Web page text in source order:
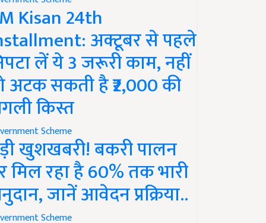
Kisan 24th
अक्टूबर से पहले
लें ये 3 जरूरी काम, नहीं
अटक सकती है ₹2,000 की
किस्त
Scheme
खुशखबरी! बकरी पालन
मिल रहा है 60% तक भारी
जानें आवेदन प्रक्रिया..
Scheme